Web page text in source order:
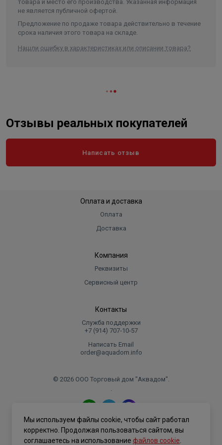
варианте исполнения, в черном цвете.
Длина в упаковке, см. 65.700
Ширина в упаковке, см. 45.000
Высота в упаковке, см. 49.500
товара и место его производства. Указанная информация
не является публичной офертой.
Предложение по продаже товара действительно в течение
срока наличия этого товара на складе.
Нашли ошибку в характеристиках или описании товара?
Отзывы реальных покупателей
Написать отзыв
Оплата и доставка
Оплата
Доставка
Компания
Реквизиты
Сервисный центр
Контакты
Служба поддержки
+7 (914) 707‑10‑57
Написать Email
order@aquadom.info
© 2026 ООО Торговый дом "Аквадом".
.
Политика конфиденциальности
Мы используем файлы cookie, чтобы сайт работал
корректно. Продолжая пользоваться сайтом, вы
соглашаетесь на использование файлов cookie